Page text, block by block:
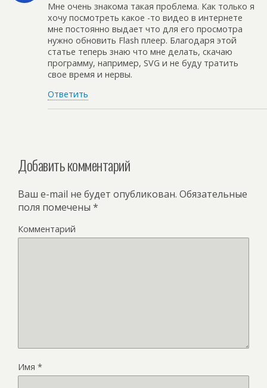
Мне очень знакома такая проблема. Как только я
хочу посмотреть какое -то видео в интернете
мне постоянно выдает что для его просмотра
нужно обновить Flash плеер. Благодаря этой
статье теперь знаю что мне делать, скачаю
программу, например, SVG и не буду тратить
свое время и нервы.
Ответить
Добавить комментарий
Ваш e-mail не будет опубликован. Обязательные
поля помечены *
Комментарий
Имя *